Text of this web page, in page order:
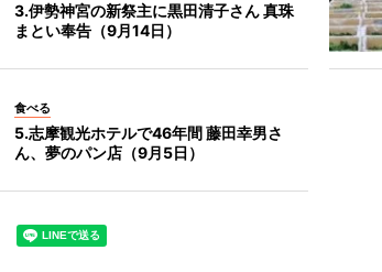
3.伊勢神宮の新祭主に黒田清子さん 真珠
まとい奉告（9月14日）
食べる
5.志摩観光ホテルで46年間 藤田幸男さ
ん、夢のパン店（9月5日）